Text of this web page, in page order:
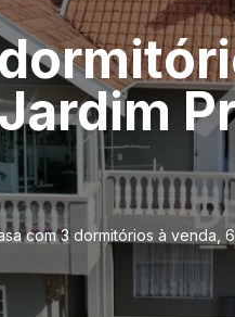
com 3 dormitórios à venda,